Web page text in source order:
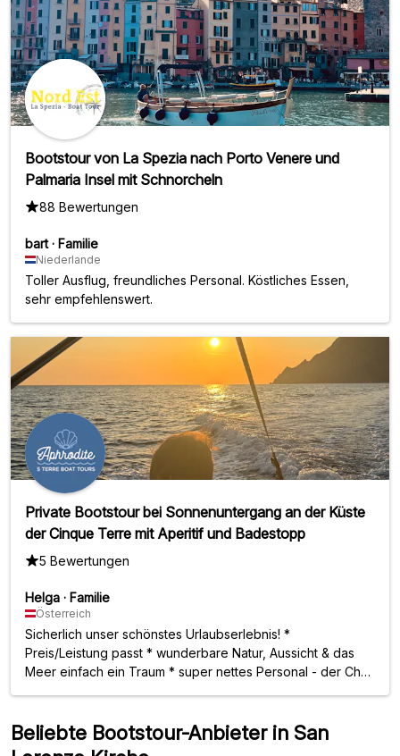
Bootstour von La Spezia nach Porto Venere und
Palmaria Insel mit Schnorcheln
88 Bewertungen
bart · Familie
Niederlande
Toller Ausflug, freundliches Personal. Köstliches Essen,
sehr empfehlenswert.
Private Bootstour bei Sonnenuntergang an der Küste
der Cinque Terre mit Aperitif und Badestopp
5 Bewertungen
Helga · Familie
Österreich
Sicherlich unser schönstes Urlaubserlebnis! *
Preis/Leistung passt * wunderbare Natur, Aussicht & das
Meer einfach ein Traum * super nettes Personal - der Chef
Beliebte Bootstour-Anbieter in San